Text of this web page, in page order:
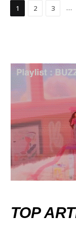
1 2 3 …
TOP